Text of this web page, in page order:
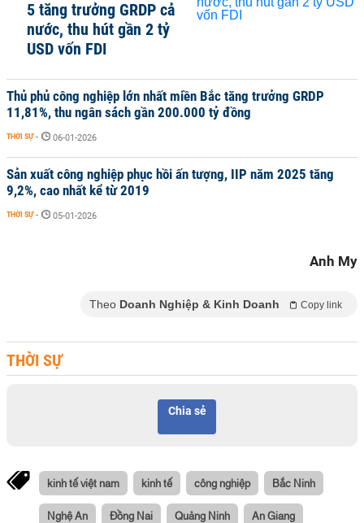
5 tăng trưởng GRDP cả
nước, thu hút gần 2 tỷ
USD vốn FDI
Thủ phủ công nghiệp lớn nhất miền Bắc tăng trưởng GRDP
11,81%, thu ngân sách gần 200.000 tỷ đồng
THỜI SỰ - 06-01-2026
Sản xuất công nghiệp phục hồi ấn tượng, IIP năm 2025 tăng
9,2%, cao nhất kể từ 2019
THỜI SỰ - 05-01-2026
Anh My
Theo Doanh Nghiệp & Kinh Doanh Copy link
THỜI SỰ
Chia sẻ
kinh tế việt nam kinh tế công nghiệp Bắc Ninh
Nghệ An Đồng Nai Quảng Ninh An Giang